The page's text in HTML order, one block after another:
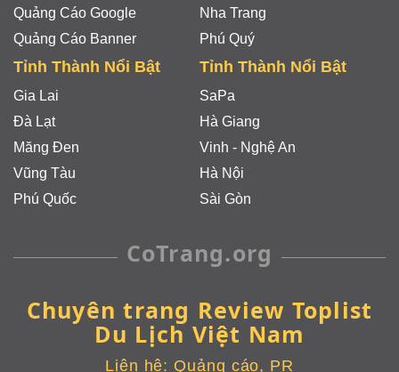
Quảng Cáo Google
Quảng Cáo Banner
Nha Trang
Phú Quý
Tỉnh Thành Nổi Bật
Gia Lai
Đà Lạt
Măng Đen
Vũng Tàu
Phú Quốc
Tỉnh Thành Nổi Bật
SaPa
Hà Giang
Vinh - Nghệ An
Hà Nội
Sài Gòn
CoTrang.org
Chuyên trang Review Toplist
Du Lịch Việt Nam
Liên hệ: Quảng cáo, PR